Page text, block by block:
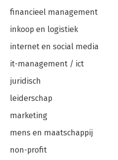
financieel management
inkoop en logistiek
internet en social media
it-management / ict
juridisch
leiderschap
marketing
mens en maatschappij
non-profit